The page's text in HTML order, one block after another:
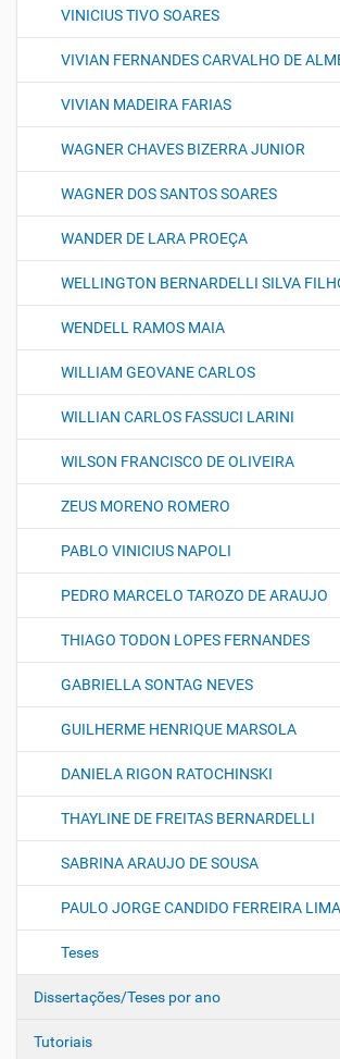
VINICIUS TIVO SOARES
VIVIAN FERNANDES CARVALHO DE
VIVIAN MADEIRA FARIAS
WAGNER CHAVES BIZERRA JUNIOR
WAGNER DOS SANTOS SOARES
WANDER DE LARA PROEÇA
WELLINGTON BERNARDELLI SILVA
WENDELL RAMOS MAIA
WILLIAM GEOVANE CARLOS
WILLIAN CARLOS FASSUCI LARINI
WILSON FRANCISCO DE OLIVEIRA
ZEUS MORENO ROMERO
PABLO VINICIUS NAPOLI
PEDRO MARCELO TAROZO DE ARAUJO
THIAGO TODON LOPES FERNANDES
GABRIELLA SONTAG NEVES
GUILHERME HENRIQUE MARSOLA
DANIELA RIGON RATOCHINSKI
THAYLINE DE FREITAS BERNARDELLI
SABRINA ARAUJO DE SOUSA
PAULO JORGE CANDIDO FERREIRA LIMA
Teses
Dissertações/Teses por ano
Tutoriais